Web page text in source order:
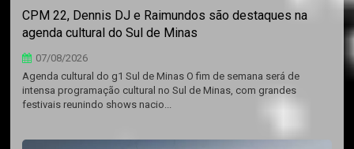
CPM 22, Dennis DJ e Raimundos são destaques na
agenda cultural do Sul de Minas
07/08/2026
Agenda cultural do g1 Sul de Minas O fim de semana será de
intensa programação cultural no Sul de Minas, com grandes
festivais reunindo shows nacio...